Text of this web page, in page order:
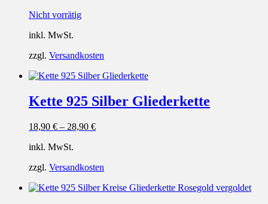
Nicht vorrätig
inkl. MwSt.
zzgl. Versandkosten
Kette 925 Silber Gliederkette
18,90 € – 28,90 €
inkl. MwSt.
zzgl. Versandkosten